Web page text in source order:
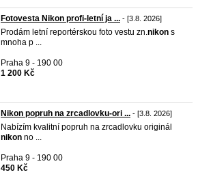
Fotovesta Nikon profi-letní ja ... - [3.8. 2026]
Prodám letní reportérskou foto vestu zn.nikon s
mnoha p ...
Praha 9 - 190 00
1 200 Kč
Nikon popruh na zrcadlovku-ori ... - [3.8. 2026]
Nabízím kvalitní popruh na zrcadlovku originál
nikon no ...
Praha 9 - 190 00
450 Kč